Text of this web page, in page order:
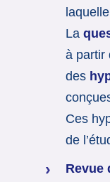
La
à partir
des
Ces
de
Revue